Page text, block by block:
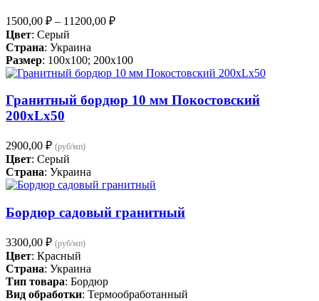
1500,00 ₽ – 11200,00 ₽
Цвет: Серый
Страна: Украина
Размер: 100x100; 200x100
Гранитный бордюр 10 мм Покостовский
200хLх50
2900,00 ₽ (руб/мп)
Цвет: Серый
Страна: Украина
Бордюр садовый гранитный
3300,00 ₽ (руб/мп)
Цвет: Красный
Страна: Украина
Тип товара: Бордюр
Вид обработки: Термообработанный